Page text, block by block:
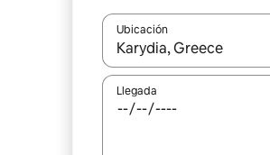
Ubicación
Cuando los resultados
Llegada